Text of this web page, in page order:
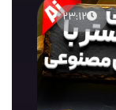
23:12